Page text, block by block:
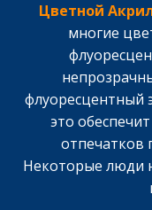
Цветной
многие
флуоресцентный
это
отпечатков
Некоторые люди